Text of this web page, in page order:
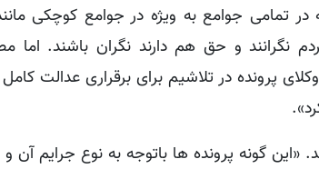
تمامی جوامع به ویژه در جوامع کوچکی
نگرانند و حق هم دارند نگران باشند.
پرونده در تلاشیم برای برقراری عدالت
«این گونه پرونده ها باتوجه به نوع جرایم آن